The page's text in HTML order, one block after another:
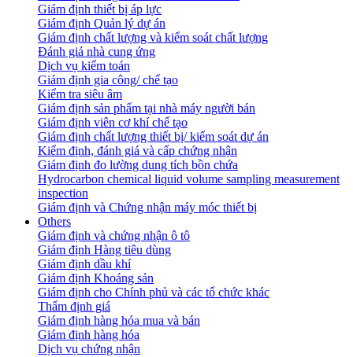
Giám định thiết bị áp lực
Giám định Quản lý dự án
Giám định chất lượng và kiểm soát chất lượng
Đánh giá nhà cung ứng
Dịch vụ kiểm toán
Giám định gia công/ chế tạo
Kiểm tra siêu âm
Giám định sản phẩm tại nhà máy người bán
Giám định viên cơ khí chế tạo
Giám định chất lượng thiết bị/ kiểm soát dự án
Kiểm định, đánh giá và cấp chứng nhận
Giám định đo lường dung tích bồn chứa
Hydrocarbon chemical liquid volume sampling measurement
inspection
Giám định và Chứng nhận máy móc thiết bị
Others
Giám định và chứng nhận ô tô
Giám định Hàng tiêu dùng
Giám định dầu khí
Giám định Khoáng sản
Giám định cho Chính phủ và các tổ chức khác
Thẩm định giá
Giám định hàng hóa mua và bán
Giám định hàng hóa
Dịch vụ chứng nhận